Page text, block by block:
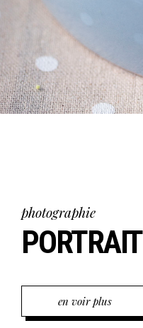
photographie
PORTRAIT
en voir plus